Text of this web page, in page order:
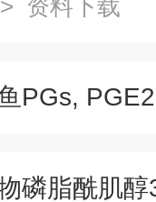
> 资料下载